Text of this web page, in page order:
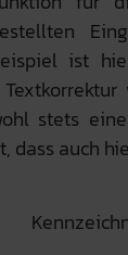
ist
stets
dass auch